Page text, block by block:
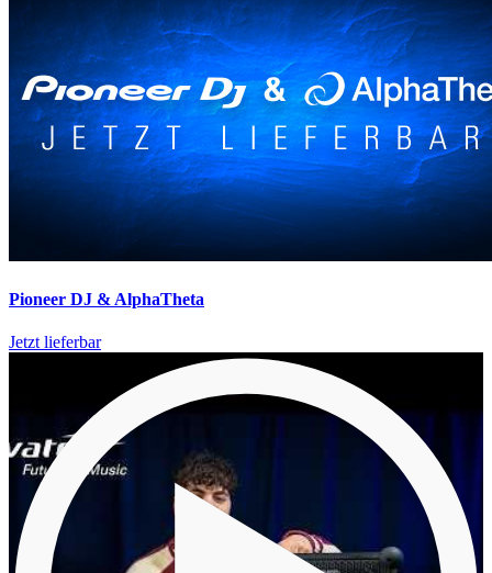
Pioneer DJ & AlphaTheta
Jetzt lieferbar